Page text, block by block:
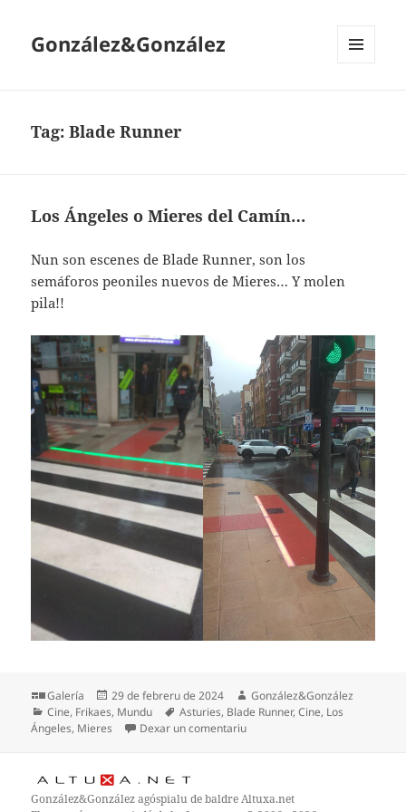
González&González
Tag:Blade Runner
Los Ángeles o Mieres del Camín…
Nun son escenes de Blade Runner, son los
semáforos peoniles nuevos de Mieres… Y molen
pila!!
Formatu
Galería
Espublizáu
en
29 de febreru de 2024 Autor
González&González
Categoríes
Cine, Frikaes, Mundu Etiquetes
Asturies, Blade Runner,Cine, Los
Ángeles, Mieres Dexar un comentariuen Los Ángeles o Mieres del
González&Gonzálezagóspialu de baldreAltuxa.net